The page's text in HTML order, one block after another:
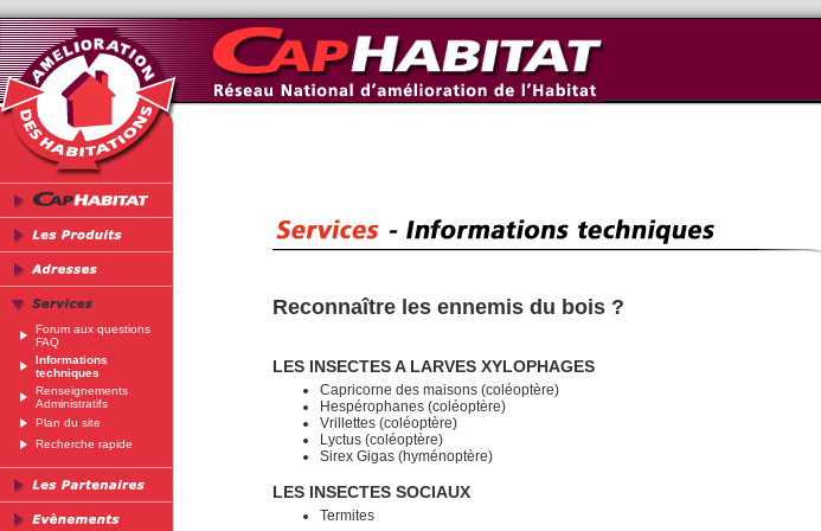
Forum aux questions
FAQ
Informations
techniques
Renseignements
Administratifs
Plan du site
Recherche rapide
Reconnaître les ennemis du bois ?
LES INSECTES A LARVES XYLOPHAGES
Capricorne des maisons (coléoptère)
Hespérophanes (coléoptère)
Vrillettes (coléoptère)
Lyctus (coléoptère)
Sirex Gigas (hyménoptère)
LES INSECTES SOCIAUX
Termites